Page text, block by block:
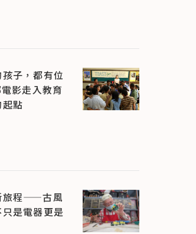
孩子，都有位
影走入教育
點
旅程——古風
是電器更是